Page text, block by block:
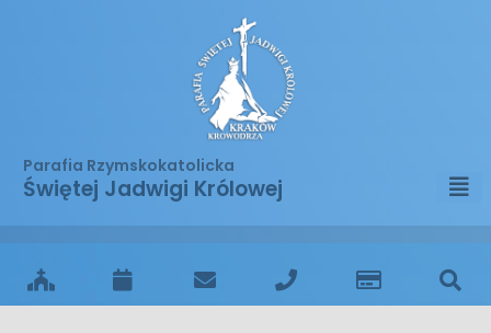
Parafia Rzymskokatolicka
Świętej Jadwigi Królowej